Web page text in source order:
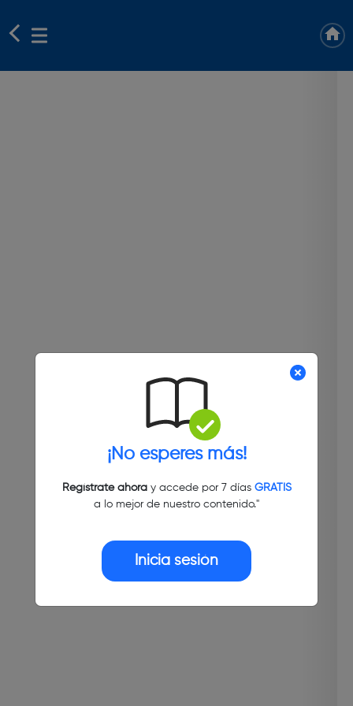
¡No esperes más!
Regístrate ahoray accede por 7 días GRATIS
a lo mejor de nuestro contenido."
Inicia sesión